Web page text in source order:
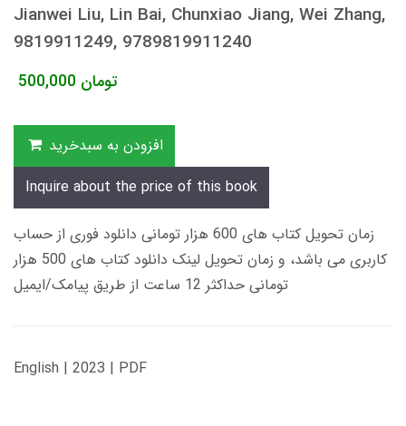
Jianwei Liu, Lin Bai, Chunxiao Jiang, Wei Zhang,
9819911249, 9789819911240
500,000 تومان
افزودن به سبدخرید
Inquire about the price of this book
زمان تحویل کتاب های 600 هزار تومانی دانلود فوری از حساب
کاربری می باشد، و زمان تحویل لینک دانلود کتاب های 500 هزار
تومانی حداکثر 12 ساعت از طریق پیامک/ایمیل
English | 2023 | PDF